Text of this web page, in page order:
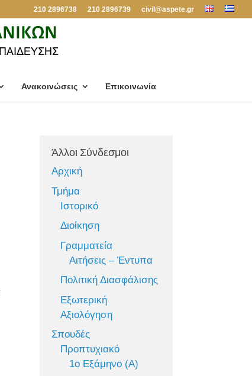
210 2896738 210 2896739 civil@aspete.gr
Ανακοινώσεις Επικοινωνία
Άλλοι Σύνδεσμοι
Αρχική
Τμήμα
Ιστορικό
Διοίκηση
Γραμματεία
Αιτήσεις – Έντυπα
Πολιτική Διασφάλισης
Εξωτερική
Αξιολόγηση
Σπουδές
Προπτυχιακό
1ο Εξάμηνο (Α)